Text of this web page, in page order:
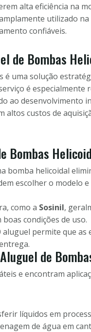
alta eficiência na
utilizado
confiáveis.
de Bombas
é uma solução
é especialmente
ao desenvolvimento
altos custos de
Bombas
bomba helicoidal
escolher o modelo
como a Sosinil,
condições de uso.
aluguel permite que as
de
e encontram
líquidos em
de água em